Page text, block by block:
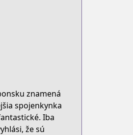
znamená
spojenkynka
Iba
že sú